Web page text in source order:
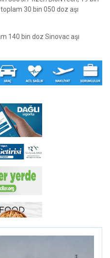
30 bin 050 doz aşı
140 bin doz Sinovac aşı